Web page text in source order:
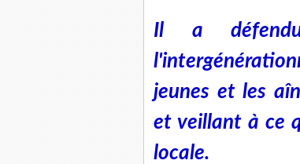
Il a
jeunes et les
et veillant à ce
locale.